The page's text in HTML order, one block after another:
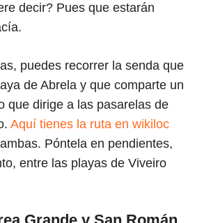
decir? Pues que estarán
puedes recorrer la senda que
de Abrela y que comparte un
que dirige a las pasarelas de
Aquí tienes la ruta en wikiloc
Póntela en pendientes,
entre las playas de Viveiro